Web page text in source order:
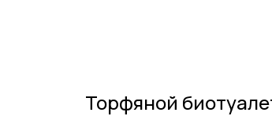
Торфяной